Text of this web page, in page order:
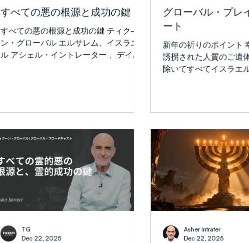
夜、戦略的な会話。 見ている世界にと
って、超自然的なことは何も起きていな
い。 しかしユダヤ人はそれをよく知っ
ていました。 彼らは断食しました。彼
らは祈りました。彼らは時を見分けまし
す。...
令は神がこれまで語っ
矛盾していました。 それでもアブラハ
ムは従いました。 新約聖書はアブラハ
ムの心の中で何が起き
ちに示してくれます。
11章17〜19節は、アブ
すべての悪の根源と成功の鍵
すべての悪の根源と成功の鍵 ティク-
ン・グローバル エルサレム、イスラエ
ル アシェル・イントレーター 、デイビ
葉のために、ヨセフをますます憎んだ。
」(創世記37:4, 8) 嫉妬は侮辱、憎しみ、
さらには殺人に至ります。 神は完全な
主権者 で 、完全に善 であることを忘れ
て はいけません。神は私たち一人ひと
りに良いもので祝福したいと思っていま
す。では、何がうまくいかないというの
でしょうか?もし神が私たち一人ひとり
に良いものを与えてくれるのでしたら、
あなたは私のものを見て「 ねえ、どう
してそれを持っている? 」と言えるでし
グローバル・プレ
ート
新年の祈りのポイント 幸いにも、残る
誘拐された人質のご遺
除いてすべてイスラエ
の第二段階は、これが
に実施できません。さ
ため、中立国はガザに
欲がありません。 現実
持部隊の編成を祈ってく
ラエルはトルコを地域
る最大の脅威の一つと
建に関与させることを
アメリカは彼らの関与
す。 どうか、アメリカ
TG
Dec 22, 2025
Asher Intrater
Dec 22, 2025